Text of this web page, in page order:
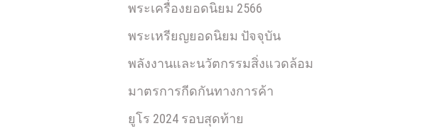
พระเครื่องยอดนิยม 2566
พระเหรียญยอดนิยม ปัจจุบัน
พลังงานและนวัตกรรมสิ่งแวดล้อม
มาตรการกีดกันทางการค้า
ยูโร 2024 รอบสุดท้าย